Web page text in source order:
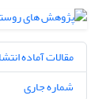
مقالات آماده
شماره جاری